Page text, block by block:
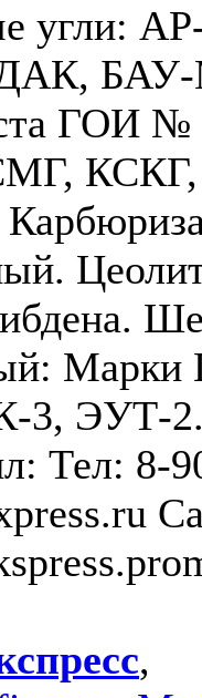
угли:
БАУ-
ГОИ №
3, ЭУТ-
Тел: 8-
,